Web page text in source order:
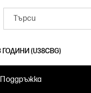
(U38CBG)
Поддръжка